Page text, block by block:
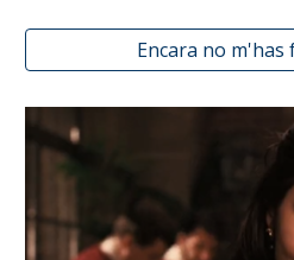
Encara no m'has